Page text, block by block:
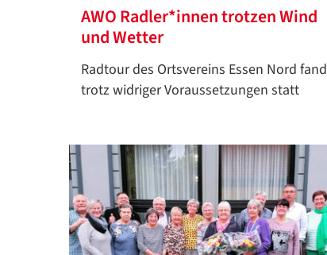
AWO Radler*innen trotzen Wind
und Wetter
Radtour des Ortsvereins Essen Nord fand
trotz widriger Voraussetzungen statt